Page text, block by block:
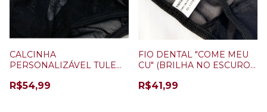
CALCINHA
PERSONALIZÁVEL TULE
LETRAS
R$54,99
FIO DENTAL "COME MEU
CU" (BRILHA NO ESCURO)
R$41,99